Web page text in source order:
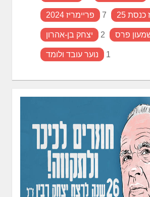
פריימריז 2024 7 25
יצחק בן-אהרון 2 פרס
נוער עובד ולומד 1